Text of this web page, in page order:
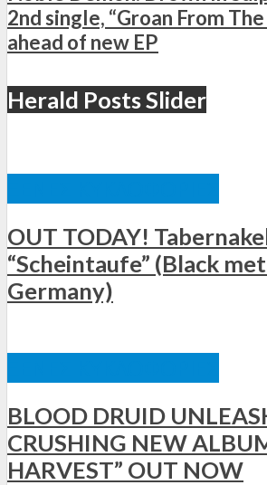
2nd single, “Groan From
ahead of new EP
Herald Posts Slider
OUT TODAY!
“Scheintaufe” (Black
Germany)
BLOOD DRUID
CRUSHING NEW
HARVEST” OUT NOW